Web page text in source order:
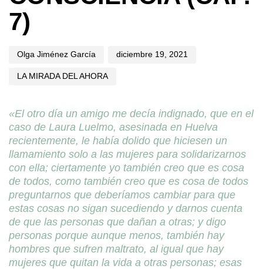
7)
Olga Jiménez García diciembre 19, 2021
LA MIRADA DEL AHORA
«El otro día un amigo me decía indignado, que en el
caso de Laura Luelmo, asesinada en Huelva
recientemente, le había dolido que hiciesen un
llamamiento solo a las mujeres para solidarizarnos
con ella; ciertamente yo también creo que es cosa
de todos, como también creo que es cosa de todos
preguntarnos que deberíamos cambiar para que
estas cosas no sigan sucediendo y darnos cuenta
de que las personas que dañan a otras; y digo
personas porque aunque menos, también hay
hombres que sufren maltrato, al igual que hay
mujeres que quitan la vida a otras personas; esas